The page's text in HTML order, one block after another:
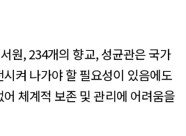
원, 234개의 향교, 성균관은 국가
시켜 나가야 할 필요성이 있음에도
체계적 보존 및 관리에 어려움을